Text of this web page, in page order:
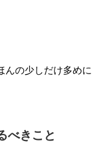
んの少しだけ多めに
べきこと